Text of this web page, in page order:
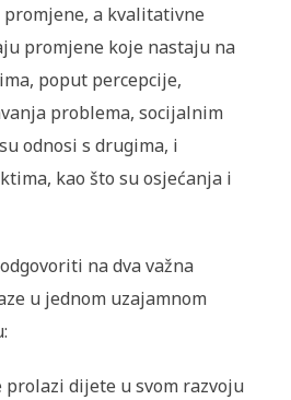
a kvalitativne
promjene koje nastaju na
poput percepcije,
problema, socijalnim
odnosi s drugima, i
kao što su osjećanja i
na dva važna
u jednom uzajamnom
prolazi dijete u svom razvoju